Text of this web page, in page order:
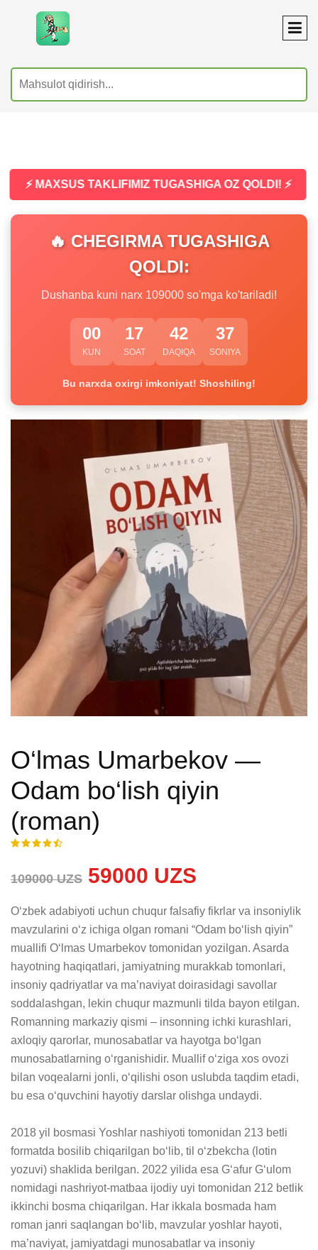
⚡ MAXSUS TAKLIFIMIZ TUGASHIGA OZ QOLDI! ⚡
🔥 CHEGIRMA TUGASHIGA
QOLDI:
Dushanba kuni narx 109000 so'mga ko'tariladi!
00
KUN
17
SOAT
42
DAQIQA
36
SONIYA
Bu narxda oxirgi imkoniyat! Shoshiling!
O‘lmas Umarbekov —
Odam bo‘lish qiyin
(roman)
109000 UZS 59000 UZS
O‘zbek adabiyoti uchun chuqur falsafiy fikrlar va insoniylik
mavzularini o‘z ichiga olgan romani “Odam bo‘lish qiyin”
muallifi O‘lmas Umarbekov tomonidan yozilgan. Asarda
hayotning haqiqatlari, jamiyatning murakkab tomonlari,
insoniy qadriyatlar va ma’naviyat doirasidagi savollar
soddalashgan, lekin chuqur mazmunli tilda bayon etilgan.
Romanning markaziy qismi – insonning ichki kurashlari,
axloqiy qarorlar, munosabatlar va hayotga bo‘lgan
munosabatlarning o‘rganishidir. Muallif o‘ziga xos ovozi
bilan voqealarni jonli, o‘qilishi oson uslubda taqdim etadi,
bu esa o‘quvchini hayotiy darslar olishga undaydi.
2018 yil bosmasi Yoshlar nashiyoti tomonidan 213 betli
formatda bosilib chiqarilgan bo‘lib, til o‘zbekcha (lotin
yozuvi) shaklida berilgan. 2022 yilida esa G‘afur G‘ulom
nomidagi nashriyot-matbaa ijodiy uyi tomonidan 212 betlik
ikkinchi bosma chiqarilgan. Har ikkala bosmada ham
roman janri saqlangan bo‘lib, mavzular yoshlar hayoti,
ma’naviyat, jamiyatdagi munosabatlar va insoniy